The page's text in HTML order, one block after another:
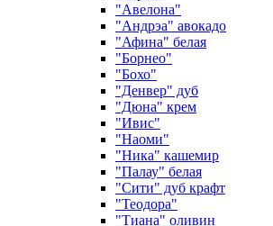
"Авелона"
"Андрэа" авокадо
"Афина" белая
"Борнео"
"Бохо"
"Денвер" дуб
"Дюна" крем
"Ивис"
"Наоми"
"Ника" кашемир
"Палау" белая
"Сити" дуб крафт
"Теодора"
"Тиана" оливин